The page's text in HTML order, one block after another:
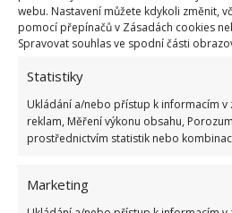
webu. Nastavení můžete kdykoli změnit,
pomocí přepínačů v Zásadách cookies
Spravovat souhlas ve spodní části
Statistiky
Ukládání a/nebo přístup k informacím v
reklam, Měření výkonu obsahu,
prostřednictvím statistik nebo
Marketing
Na lekcích sportu se často
podložce se tak usazují
nebezpečná pro zdraví.
uvidíte, že se vám bude na
sportovat mnohem lépe.
Vytírání může být pořádná